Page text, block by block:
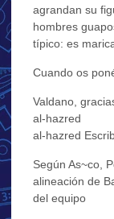
agrandan su
hombres
típico: es
Cuando os
Valdano,
al-hazred
al-hazred
Según As~co,
alineación de
del equipo